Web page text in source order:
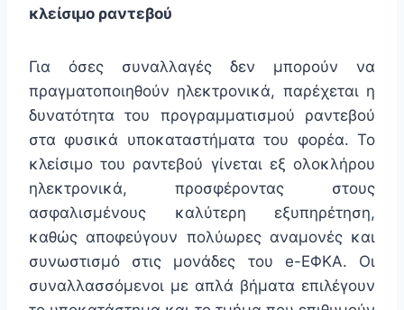
κλείσιμο ραντεβού
Για όσες συναλλαγές δεν μπορούν να
πραγματοποιηθούν ηλεκτρονικά, παρέχεται η
δυνατότητα του προγραμματισμού ραντεβού
στα φυσικά υποκαταστήματα του φορέα. Το
κλείσιμο του ραντεβού γίνεται εξ ολοκλήρου
ηλεκτρονικά, προσφέροντας στους
ασφαλισμένους καλύτερη εξυπηρέτηση,
καθώς αποφεύγουν πολύωρες αναμονές και
συνωστισμό στις μονάδες του e-ΕΦΚΑ. Οι
συναλλασσόμενοι με απλά βήματα επιλέγουν